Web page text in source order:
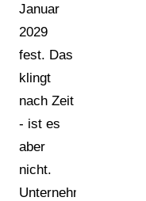
Januar
2029
fest. Das
klingt
nach Zeit
- ist es
aber
nicht.
Unternehmen